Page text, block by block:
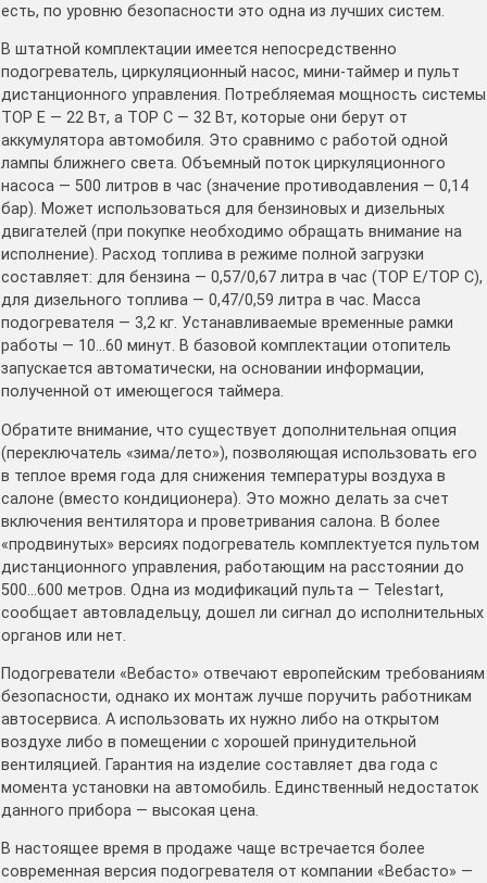
есть, по уровню безопасности это одна из лучших систем.
В штатной комплектации имеется непосредственно
подогреватель, циркуляционный насос, мини-таймер и пульт
дистанционного управления. Потребляемая мощность системы
ТОР Е — 22 Вт, а ТОР С — 32 Вт, которые они берут от
аккумулятора автомобиля. Это сравнимо с работой одной
лампы ближнего света. Объемный поток циркуляционного
насоса — 500 литров в час (значение противодавления — 0,14
бар). Может использоваться для бензиновых и дизельных
двигателей (при покупке необходимо обращать внимание на
исполнение). Расход топлива в режиме полной загрузки
составляет: для бензина — 0,57/0,67 литра в час (ТОР Е/ТОР С),
для дизельного топлива — 0,47/0,59 литра в час. Масса
подогревателя — 3,2 кг. Устанавливаемые временные рамки
работы — 10…60 минут. В базовой комплектации отопитель
запускается автоматически, на основании информации,
полученной от имеющегося таймера.
Обратите внимание, что существует дополнительная опция
(переключатель «зима/лето»), позволяющая использовать его
в теплое время года для снижения температуры воздуха в
салоне (вместо кондиционера). Это можно делать за счет
включения вентилятора и проветривания салона. В более
«продвинутых» версиях подогреватель комплектуется пультом
дистанционного управления, работающим на расстоянии до
500…600 метров. Одна из модификаций пульта — Telestart,
сообщает автовладельцу, дошел ли сигнал до исполнительных
органов или нет.
Подогреватели «Вебасто» отвечают европейским требованиям
безопасности, однако их монтаж лучше поручить работникам
автосервиса. А использовать их нужно либо на открытом
воздухе либо в помещении с хорошей принудительной
вентиляцией. Гарантия на изделие составляет два года с
момента установки на автомобиль. Единственный недостаток
данного прибора — высокая цена.
В настоящее время в продаже чаще встречается более
современная версия подогревателя от компании «Вебасто» —